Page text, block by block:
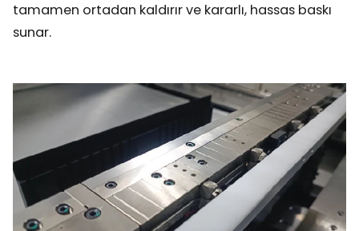
tamamen ortadan kaldırır ve kararlı, hassas baskı
sunar.